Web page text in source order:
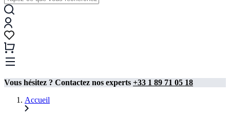
Vous hésitez ? Contactez nos experts +33 1 89 71 05 18
Accueil